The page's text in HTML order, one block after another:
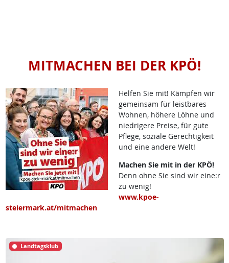
MITMACHEN BEI DER KPÖ!
Helfen Sie mit! Kämpfen wir
gemeinsam für leistbares
Wohnen, höhere Löhne und
niedrigere Preise, für gute
Pflege, soziale Gerechtigkeit
und eine andere Welt!
Machen Sie mit in der KPÖ!
Denn ohne Sie sind wir eine:r
zu wenig!
www.kpoe-
steiermark.at/mitmachen
Landtagsklub